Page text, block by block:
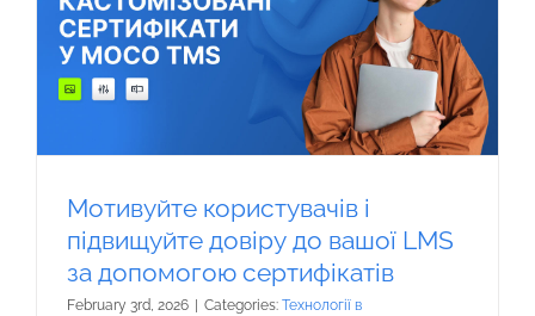
Мотивуйте користувачів і
підвищуйте довіру до вашої LMS
за допомогою сертифікатів
February 3rd, 2026 | Categories: Технології в